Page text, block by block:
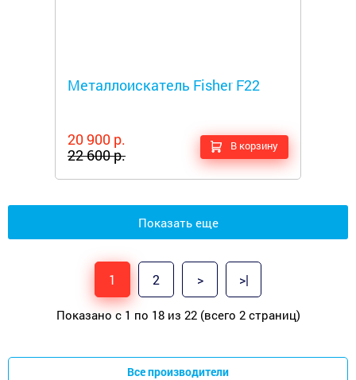
Металлоискатель Fisher F22
20 900 р.
22 600 р.
В корзину
Показать еще
1 2 > >|
Показано с 1 по 18 из 22 (всего 2 страниц)
Все производители